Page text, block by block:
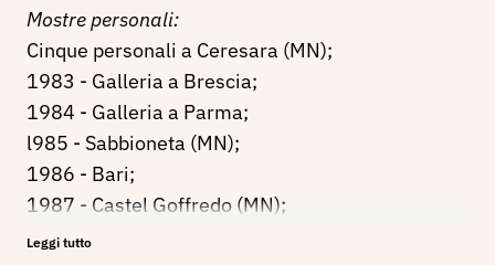
Mostre personali:
Cinque personali a Ceresara (MN);
1983 - Galleria a Brescia;
1984 - Galleria a Parma;
l985 - Sabbioneta (MN);
1986 - Bari;
1987 - Castel Goffredo (MN);
1987 - Belforte (MN); San Martino Gusnago;
Leggi tutto